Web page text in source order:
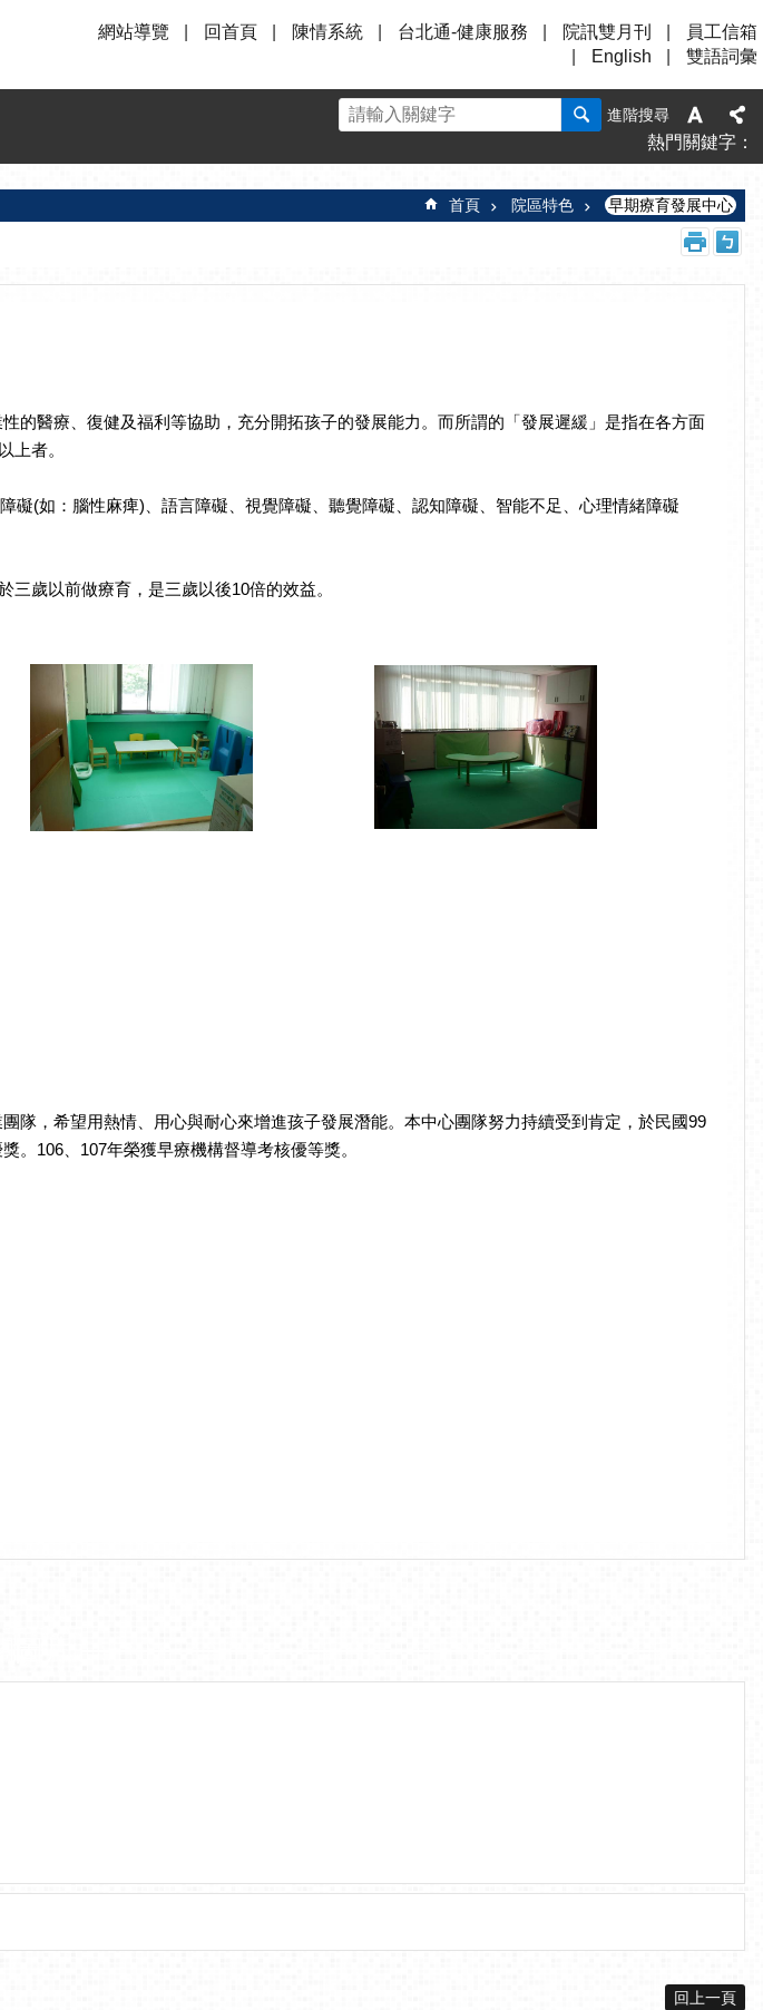
網站導覽
回首頁 陳情系統 台北通-健康服務 院訊雙月刊
員工信箱
English
雙語詞彙
進階搜尋
熱門關鍵字
首頁 院區特色 早期療育發展中心
醫療、復健及福利等協助，充分開拓孩子的發展能力。而所謂的「發展遲緩」是指在各方面
上者。
(如：腦性麻痺)、語言障礙、視覺障礙、聽覺障礙、認知障礙、智能不足、心理情緒障礙
歲以前做療育，是三歲以後10倍的效益。
，希望用熱情、用心與耐心來增進孩子發展潛能。本中心團隊努力持續受到肯定，於民國99
考核特優獎。106、107年榮獲早療機構督導考核優等獎。
回上一頁